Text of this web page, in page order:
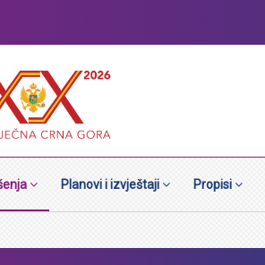
Planovi i izvještaji Propisi